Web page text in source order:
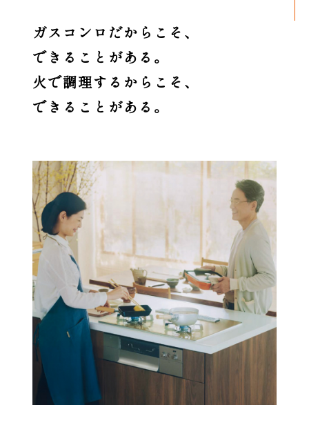
ガスコンロだからこそ、
できることがある。
火で調理するからこそ、
できることがある。